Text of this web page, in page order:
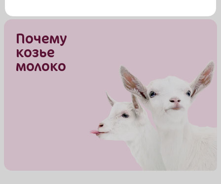
Почему
козье
молоко